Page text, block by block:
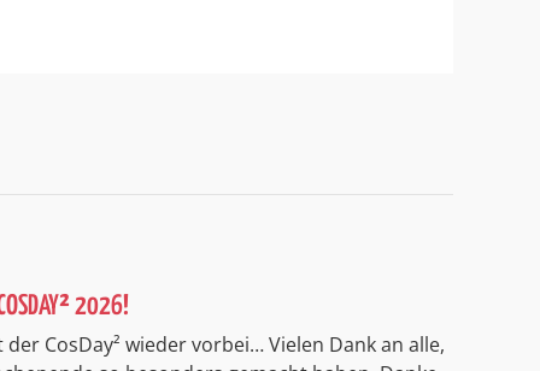
2026!
CosDay² wieder vorbei… Vielen Dank an alle,